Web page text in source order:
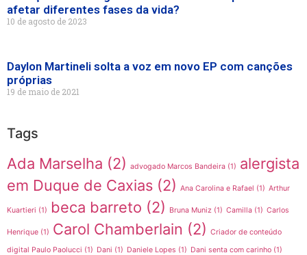
afetar diferentes fases da vida?
10 de agosto de 2023
Daylon Martineli solta a voz em novo EP com canções
próprias
19 de maio de 2021
Tags
Ada Marselha (2) advogado Marcos Bandeira (1) alergista
em Duque de Caxias (2) Ana Carolina e Rafael (1) Arthur
Kuartieri (1) beca barreto (2) Bruna Muniz (1) Camilla (1) Carlos
Henrique (1) Carol Chamberlain (2) Criador de conteúdo
digital Paulo Paolucci (1) Dani (1) Daniele Lopes (1) Dani senta com carinho (1)